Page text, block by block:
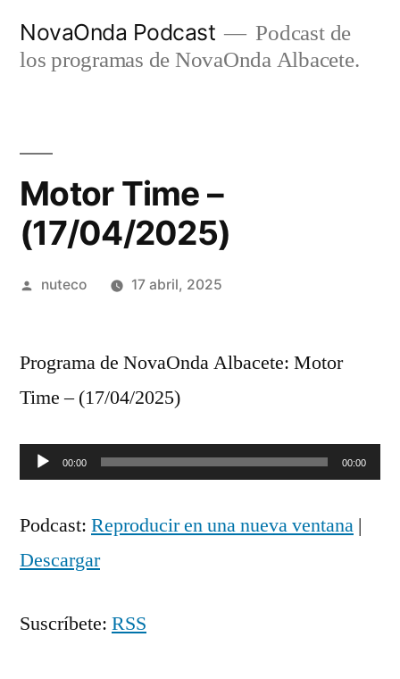
NovaOnda Podcast
Podcast de
los programas de NovaOnda Albacete.
Motor Time –
(17/04/2025)
Publicada
nuteco 17 abril, 2025
Programa de NovaOnda Albacete: Motor
Time – (17/04/2025)
Reproductor
audio
00:00 00:00
Podcast: Reproducir en una nueva ventana |
Descargar
Suscríbete: RSS